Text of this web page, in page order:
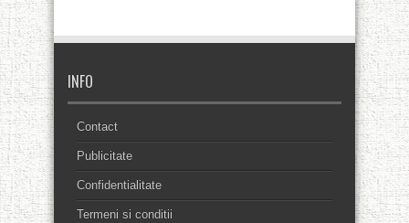
INFO
Contact
Publicitate
Confidentialitate
Termeni si conditii